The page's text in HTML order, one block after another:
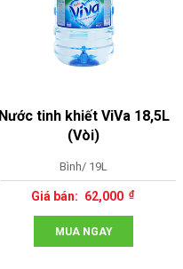
Nước tinh khiết ViVa 18,5L
(Vòi)
Bình/ 19L
62,000
MUA NGAY